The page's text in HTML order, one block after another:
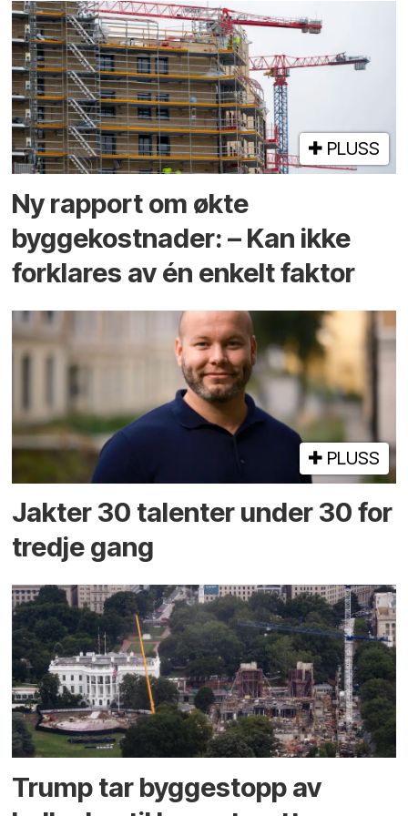
PLUSS
Ny rapport om økte
byggekostnader: – Kan ikke
forklares av én enkelt faktor
PLUSS
Jakter 30 talenter under 30 for
tredje gang
Trump tar byggestopp av